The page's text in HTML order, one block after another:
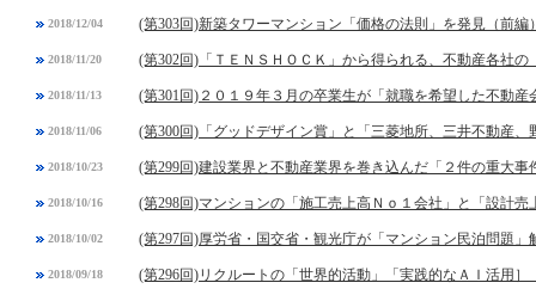
2018/12/04 (第303回)新築タワーマンション「価格の法則」を発見（前編
2018/11/20 (第302回)「ＴＥＮＳＨＯＣＫ」から得られる、不動産各社
2018/11/13 (第301回)２０１９年３月の卒業生が「就職を希望した不動産
2018/11/06 (第300回)「グッドデザイン賞」と「三菱地所、三井不動産、
2018/10/23 (第299回)建設業界と不動産業界を巻き込んだ「２件の重大事
2018/10/16 (第298回)マンションの「施工売上高Ｎｏ１会社」と「設計売
2018/10/02 (第297回)厚労省・国交省・観光庁が「マンション民泊問題」
2018/09/18 (第296回)リクルートの「世界的活動」「実践的なＡＩ活用